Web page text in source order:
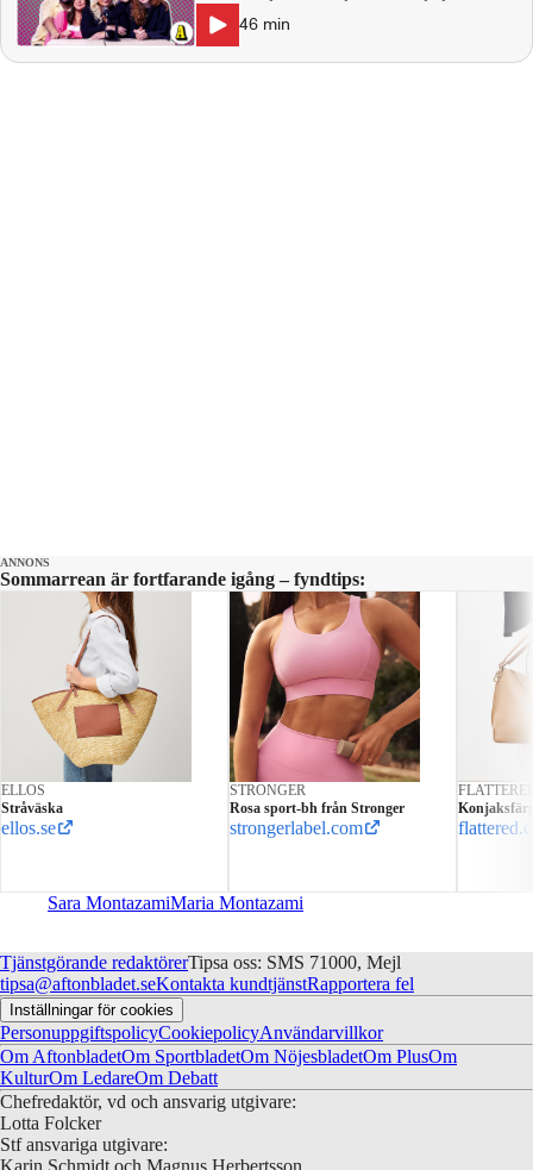
framför våra ögon, Sabrina Carpenters
sexomslag väcker starka känslor och
46 min
ANNONS
Sommarrean är fortfarande igång – fyndtips:
ELLOS
Stråväska
ellos.se
STRONGER
Rosa sport-bh från Stronger
strongerlabel.com
Sara MontazamiMaria Montazami
Tjänstgörande redaktörerTipsa oss: SMS 71000, Mejl
tipsa@aftonbladet.seKontakta kundtjänstRapportera fel
Inställningar för cookies
PersonuppgiftspolicyCookiepolicyAnvändarvillkor
Om AftonbladetOm SportbladetOm NöjesbladetOm PlusOm
KulturOm LedareOm Debatt
Chefredaktör, vd och ansvarig utgivare:
Lotta Folcker
Stf ansvariga utgivare:
Karin Schmidt och Magnus Herbertsson